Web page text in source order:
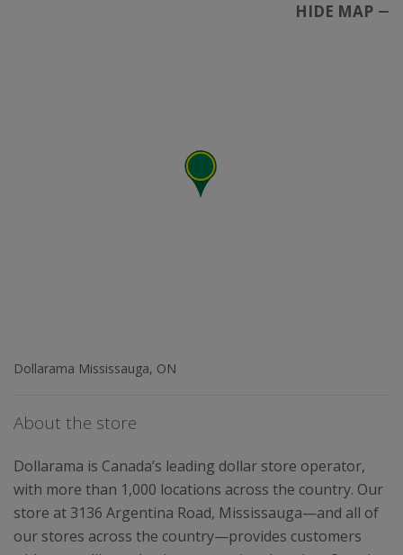
HIDE MAP
Dollarama Mississauga, ON
About the store
Dollarama is Canada’s leading dollar store operator,
with more than 1,000 locations across the country. Our
store at 3136 Argentina Road, Mississauga—and all of
our stores across the country—provides customers